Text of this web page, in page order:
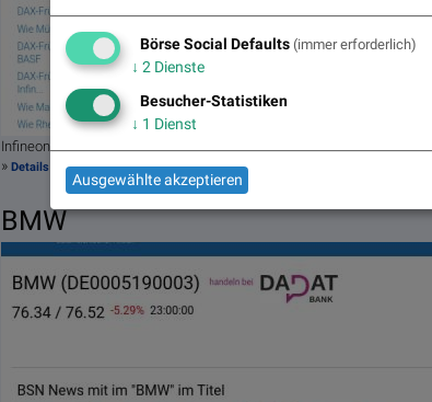
Infineon am 14.5. 5,76%, Volumen 135% normaler Tage
»Details dazu hier
BMW
Börse Social Defaults (immer erforderlich)
↓ 2 Dienste
Besucher-Statistiken
↓ 1 Dienst
Ausgewählte akzeptieren